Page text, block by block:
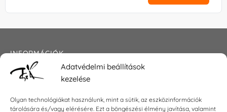
Adatvédelmi beállítások
kezelése
Olyan technológiákat használunk, mint a sütik, az eszközinformációk
tárolására és/vagy elérésére. Ezt a böngészési élmény javítása, valamint
INFORMÁCIÓK
Általános szerződési feltételek
Impresszum